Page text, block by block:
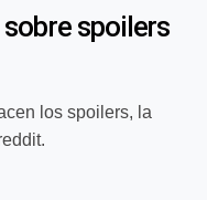
spoilers
los spoilers, la